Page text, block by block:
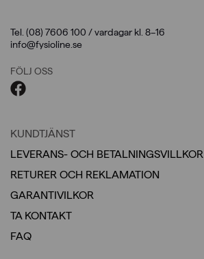
Tel. (08) 7606 100 / vardagar kl. 8–16
info@fysioline.se
FÖLJ OSS
KUNDTJÄNST
LEVERANS- OCH BETALNINGSVILLKOR
RETURER OCH REKLAMATION
GARANTIVILKOR
TA KONTAKT
FAQ